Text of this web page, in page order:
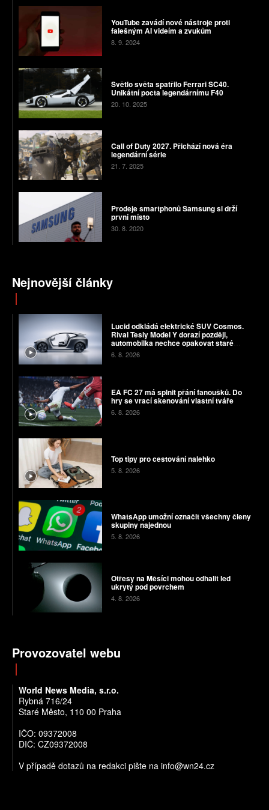
YouTube zavádí nové nástroje proti
falešným AI videím a zvukům
8. 9. 2024
Světlo světa spatřilo Ferrari SC40.
Unikátní pocta legendárnímu F40
20. 10. 2025
Call of Duty 2027. Přichází nová éra
legendární série
21. 7. 2025
Prodeje smartphonů Samsung si drží
první místo
30. 8. 2020
Nejnovější články
Lucid odkládá elektrické SUV Cosmos.
Rival Tesly Model Y dorazí později,
automobilka nechce opakovat staré
chyby
6. 8. 2026
EA FC 27 má splnit přání fanoušků. Do
hry se vrací skenování vlastní tváře
6. 8. 2026
Top tipy pro cestování nalehko
5. 8. 2026
WhatsApp umožní označit všechny členy
skupiny najednou
5. 8. 2026
Otřesy na Měsíci mohou odhalit led
ukrytý pod povrchem
4. 8. 2026
Provozovatel webu
World News Media, s.r.o.
Rybná 716/24
Staré Město, 110 00 Praha
IČO: 09372008
DIČ: CZ09372008
V případě dotazů na redakci pište na info@wn24.cz